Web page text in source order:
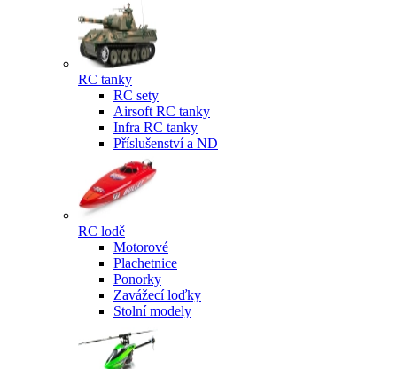
RC tanky
RC sety
Airsoft RC tanky
Infra RC tanky
Příslušenství a ND
RC lodě
Motorové
Plachetnice
Ponorky
Zavážecí loďky
Stolní modely